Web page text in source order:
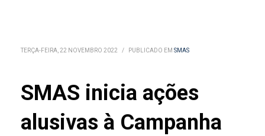
TERÇA-FEIRA, 22 NOVEMBRO 2022 / PUBLICADO EM SMAS
SMAS inicia ações
alusivas à Campanha